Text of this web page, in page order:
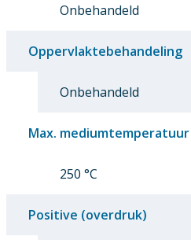
Onbehandeld
Oppervlaktebehandeling
Onbehandeld
Max.
250 °C
Positive (overdruk)